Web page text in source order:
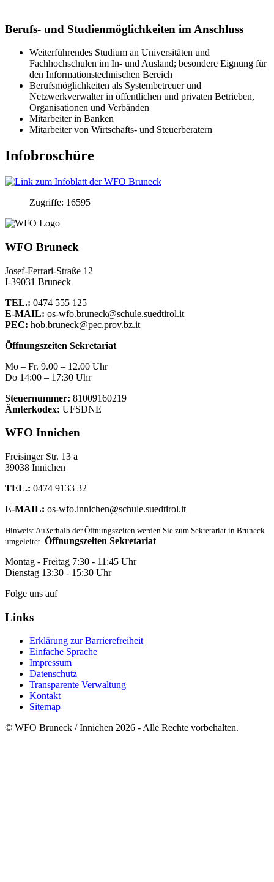
Berufs- und Studienmöglichkeiten im Anschluss
Weiterführendes Studium an Universitäten und
Fachhochschulen im In- und Ausland; besondere Eignung für
den Informationstechnischen Bereich
Berufsmöglichkeiten als Systembetreuer und
Netzwerkverwalter in öffentlichen und privaten Betrieben,
Organisationen und Verbänden
Mitarbeiter in Banken
Mitarbeiter von Wirtschafts- und Steuerberatern
Infobroschüre
Zugriffe: 16595
WFO Bruneck
Josef-Ferrari-Straße 12
I-39031 Bruneck
TEL.: 0474 555 125
E-MAIL: os-wfo.bruneck@schule.suedtirol.it
PEC: hob.bruneck@pec.prov.bz.it
Öffnungszeiten Sekretariat
Mo – Fr. 9.00 – 12.00 Uhr
Do 14:00 – 17:30 Uhr
Steuernummer: 81009160219
Ämterkodex: UFSDNE
WFO Innichen
Freisinger Str. 13 a
39038 Innichen
TEL.: 0474 9133 32
E-MAIL: os-wfo.innichen@schule.suedtirol.it
Hinweis: Außerhalb der Öffnungszeiten werden Sie zum Sekretariat in Bruneck
umgeleitet. Öffnungszeiten Sekretariat
Montag - Freitag 7:30 - 11:45 Uhr
Dienstag 13:30 - 15:30 Uhr
Folge uns auf
Links
Erklärung zur Barrierefreiheit
Einfache Sprache
Impressum
Datenschutz
Transparente Verwaltung
Kontakt
Sitemap
© WFO Bruneck / Innichen 2026 - Alle Rechte vorbehalten.